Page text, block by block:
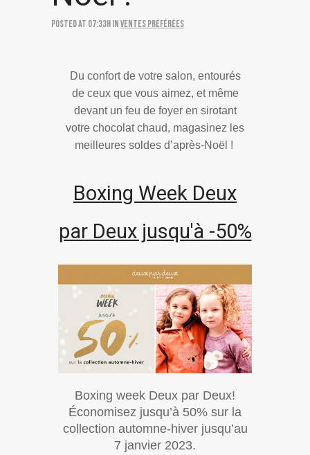
Posted at 07:33hinVentes préférées
Du confort de votre salon, entourés
de ceux que vous aimez, et même
devant un feu de foyer en sirotant
votre chocolat chaud, magasinez l es
meilleures soldes d’après-Noël !
Boxing Week Deux
par Deux jusqu'à -50%
Boxing week Deux par Deux!
Économisez jusqu’à 50% sur la
collection automne-hiver jusqu’au
7 janvier 2023.